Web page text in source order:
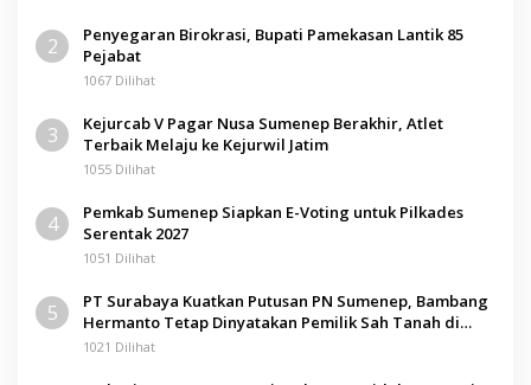
2
Penyegaran Birokrasi, Bupati Pamekasan Lantik 85
Pejabat
1067 Dilihat
3
Kejurcab V Pagar Nusa Sumenep Berakhir, Atlet
Terbaik Melaju ke Kejurwil Jatim
1055 Dilihat
4
Pemkab Sumenep Siapkan E-Voting untuk Pilkades
Serentak 2027
1051 Dilihat
5
PT Surabaya Kuatkan Putusan PN Sumenep, Bambang
Hermanto Tetap Dinyatakan Pemilik Sah Tanah di
Pamolokan
1021 Dilihat